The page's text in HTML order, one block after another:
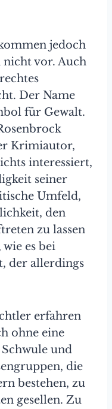
jedoch
nicht vor. Auch
Der Name
für Gewalt.
Krimiautor,
interessiert,
seiner
Umfeld,
den
zu lassen
es bei
der allerdings
erfahren
ohne eine
Schwule und
die
bestehen, zu
gesellen. Zu